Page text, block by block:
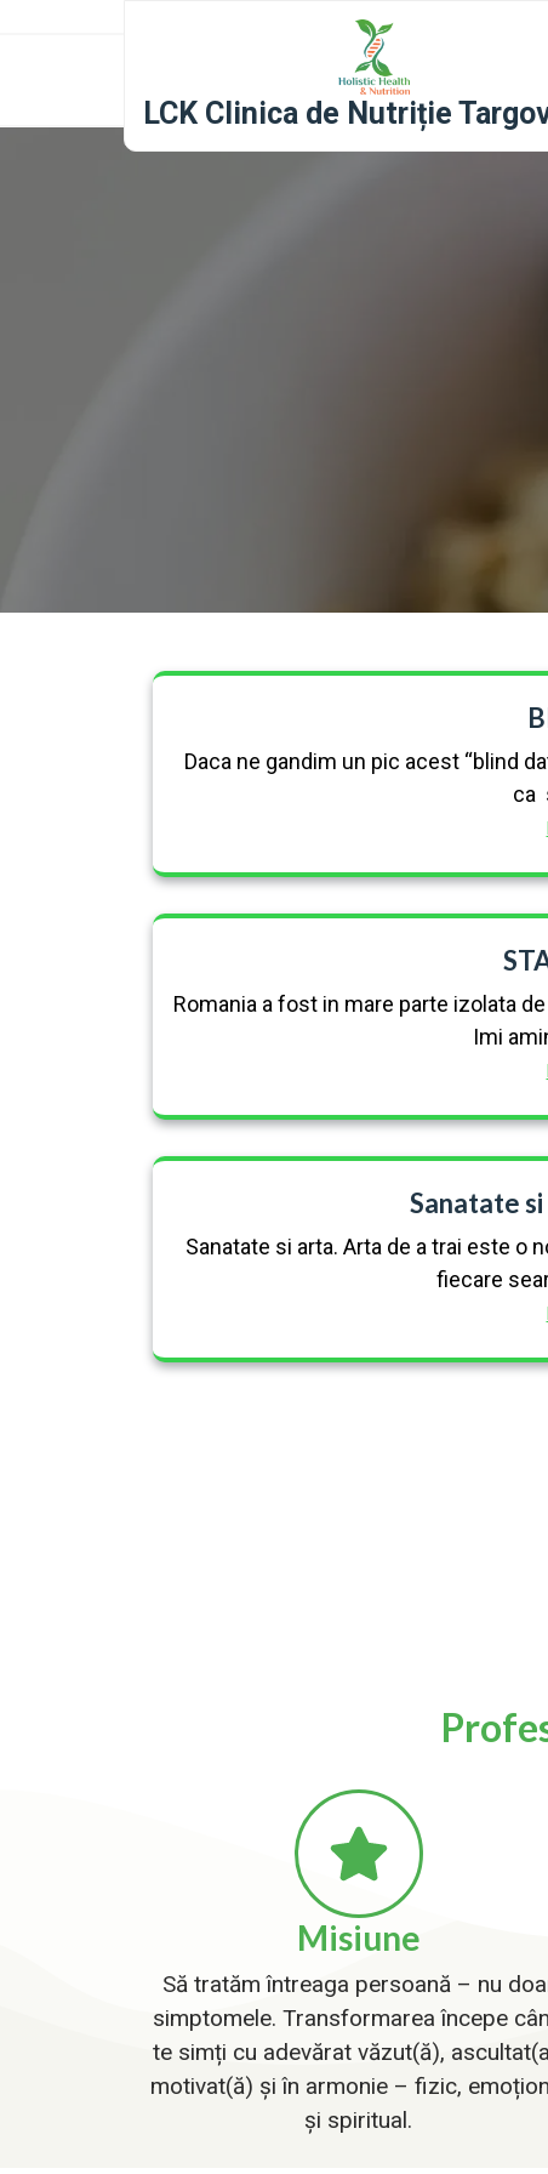
LCK Clinica de Nutriție
Daca ne gandim un pic acest “blind
ca
Romania a fost in mare parte izolata
Imi
Sanatate
Sanatate si arta. Arta de a trai este o
fiecare
Misiune
Să tratăm întreaga persoană – nu
simptomele. Transformarea începe
te simți cu adevărat văzut(ă),
motivat(ă) și în armonie – fizic,
și spiritual.